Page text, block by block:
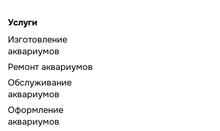
Услуги
Изготовление
аквариумов
Ремонт аквариумов
Обслуживание
аквариумов
Оформление
аквариумов